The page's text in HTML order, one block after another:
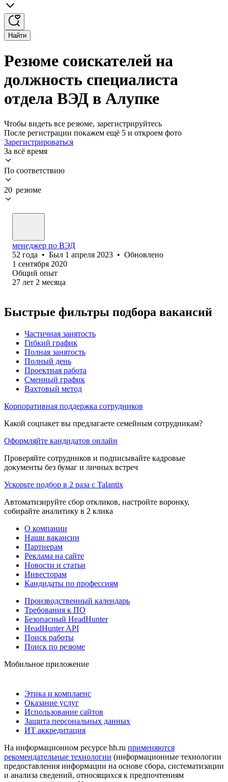
Найти
Резюме соискателей на
должность специалиста
отдела ВЭД в Алупке
Чтобы видеть все резюме, зарегистрируйтесь
После регистрации покажем ещё 5 и откроем фото
Зарегистрироваться
За всё время
По соответствию
20 резюме
менеджер по ВЭД
52 года • Был 1 апреля 2023 • Обновлено
1 сентября 2020
Общий опыт
27 лет 2 месяца
Быстрые фильтры подбора вакансий
Частичная занятость
Гибкий график
Полная занятость
Полный день
Проектная работа
Сменный график
Вахтовый метод
Корпоративная поддержка сотрудников
Какой соцпакет вы предлагаете семейным сотрудникам?
Оформляйте кандидатов онлайн
Проверяйте сотрудников и подписывайте кадровые
документы без бумаг и личных встреч
Ускорьте подбор в 2 раза с Talantix
Автоматизируйте сбор откликов, настройте воронку,
собирайте аналитику в 2 клика
О компании
Наши вакансии
Партнерам
Реклама на сайте
Новости и статьи
Инвесторам
Кандидаты по профессиям
Производственный календарь
Требования к ПО
Безопасный HeadHunter
HeadHunter API
Поиск работы
Поиск по резюме
Мобильное приложение
Этика и комплаенс
Оказание услуг
Использование сайтов
Защита персональных данных
ИТ аккредитация
На информационном ресурсе hh.ru применяются
рекомендательные технологии (информационные технологии
предоставления информации на основе сбора, систематизации
и анализа сведений, относящихся к предпочтениям